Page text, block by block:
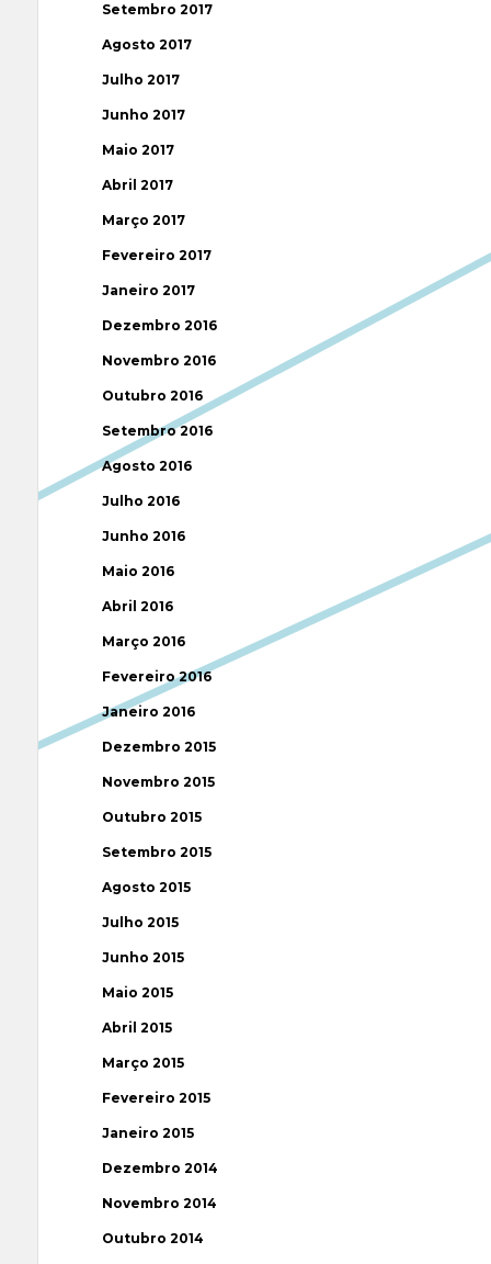
Setembro 2017
Agosto 2017
Julho 2017
Junho 2017
Maio 2017
Abril 2017
Março 2017
Fevereiro 2017
Janeiro 2017
Dezembro 2016
Novembro 2016
Outubro 2016
Setembro 2016
Agosto 2016
Julho 2016
Junho 2016
Maio 2016
Abril 2016
Março 2016
Fevereiro 2016
Janeiro 2016
Dezembro 2015
Novembro 2015
Outubro 2015
Setembro 2015
Agosto 2015
Julho 2015
Junho 2015
Maio 2015
Abril 2015
Março 2015
Fevereiro 2015
Janeiro 2015
Dezembro 2014
Novembro 2014
Outubro 2014